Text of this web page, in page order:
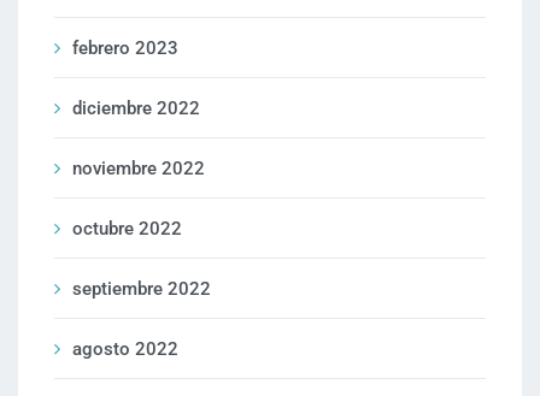
febrero 2023
diciembre 2022
noviembre 2022
octubre 2022
septiembre 2022
agosto 2022